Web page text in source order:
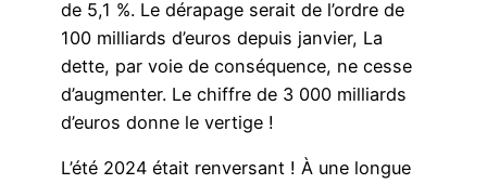
de 5,1 %. Le dérapage serait de l’ordre de
100 milliards d’euros depuis janvier, La
dette, par voie de conséquence, ne cesse
d’augmenter. Le chiffre de 3 000 milliards
d’euros donne le vertige !
L’été 2024 était renversant ! À une longue